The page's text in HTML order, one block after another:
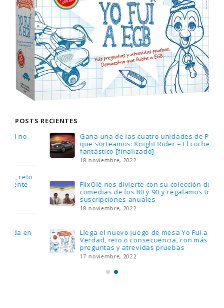
POSTS RECIENTES
Gana una de las cuatro unidades de PLAYMOBIL
que sorteamos: Knight Rider – El coche
fantástico [finalizado]
18 noviembre, 2022
FlixOlé nos divierte con su colección de
comedias de los 80 y 90 y regalamos tres
suscripciones anuales
18 noviembre, 2022
Llega el nuevo juego de mesa Yo Fui a EGB:
Verdad, reto o consecuencia, con más
preguntas y atrevidas pruebas
17 noviembre, 2022